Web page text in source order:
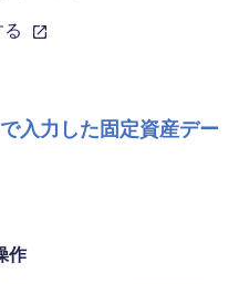
入力した固定資産デー
作